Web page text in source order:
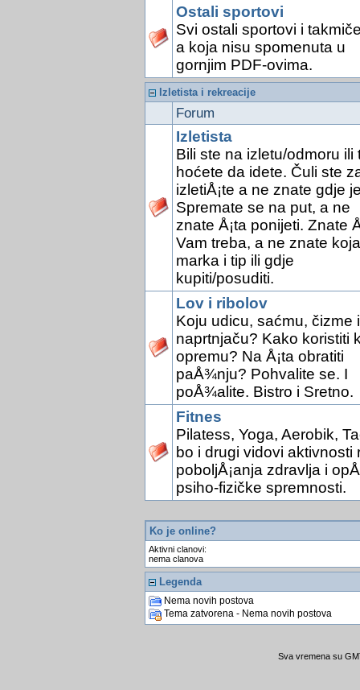
Ostali sportovi
Svi ostali sportovi i
a koja nisu spomenuta u
gornjim PDF-ovima.
Izletista i rekreacije
Forum
Izletista
Bili ste na izletu/odmoru ili
hoćete da idete. Čuli ste
izletiÅ¡te a ne znate gdje
Spremate se na put, a ne
znate Å¡ta ponijeti. Znate
Vam treba, a ne znate koja
marka i tip ili gdje
kupiti/posuditi.
Lov i ribolov
Koju udicu, saćmu, čizme
naprtnjaču? Kako koristiti
opremu? Na Å¡ta obratiti
paÅ¾nju? Pohvalite se. I
poÅ¾alite. Bistro i Sretno.
Fitnes
Pilatess, Yoga, Aerobik,
bo i drugi vidovi aktivnosti
poboljÅ¡anja zdravlja i
psiho-fizičke spremnosti.
Ko je online?
Aktivni clanovi:
nema clanova
Legenda
Nema novih postova
Tema zatvorena - Nema novih postova
Sva vremena su